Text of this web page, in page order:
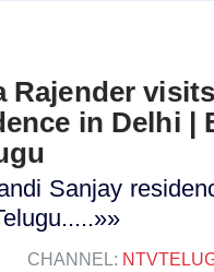
Rajender
in Delhi |
Sanjay
CHANNEL: